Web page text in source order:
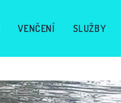
VENČENÍ SLUŽBY